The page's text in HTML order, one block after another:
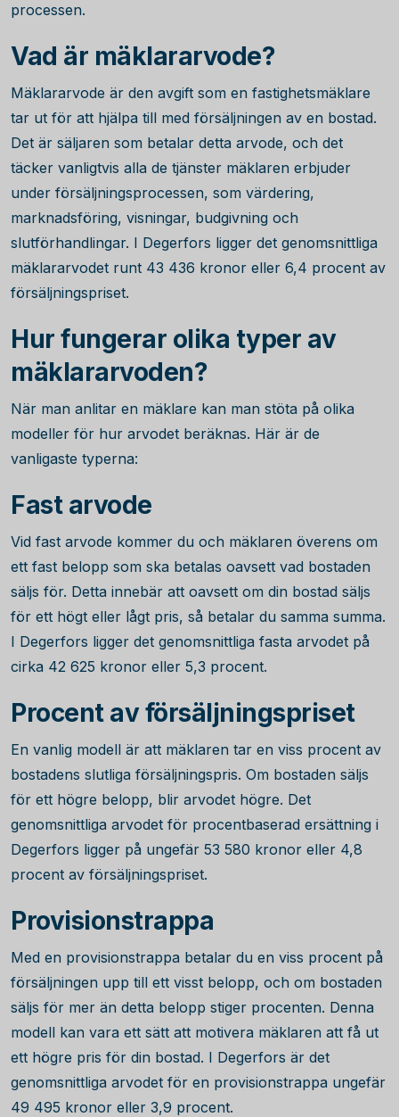
processen.
Vad är mäklararvode?
Mäklararvode är den avgift som en fastighetsmäklare
tar ut för att hjälpa till med försäljningen av en bostad.
Det är säljaren som betalar detta arvode, och det
täcker vanligtvis alla de tjänster mäklaren erbjuder
under försäljningsprocessen, som värdering,
marknadsföring, visningar, budgivning och
slutförhandlingar. I Degerfors ligger det genomsnittliga
mäklararvodet runt 43 436 kronor eller 6,4 procent av
försäljningspriset.
Hur fungerar olika typer av
mäklararvoden?
När man anlitar en mäklare kan man stöta på olika
modeller för hur arvodet beräknas. Här är de
vanligaste typerna:
Fast arvode
Vid fast arvode kommer du och mäklaren överens om
ett fast belopp som ska betalas oavsett vad bostaden
säljs för. Detta innebär att oavsett om din bostad säljs
för ett högt eller lågt pris, så betalar du samma summa.
I Degerfors ligger det genomsnittliga fasta arvodet på
cirka 42 625 kronor eller 5,3 procent.
Procent av försäljningspriset
En vanlig modell är att mäklaren tar en viss procent av
bostadens slutliga försäljningspris. Om bostaden säljs
för ett högre belopp, blir arvodet högre. Det
genomsnittliga arvodet för procentbaserad ersättning i
Degerfors ligger på ungefär 53 580 kronor eller 4,8
procent av försäljningspriset.
Provisionstrappa
Med en provisionstrappa betalar du en viss procent på
försäljningen upp till ett visst belopp, och om bostaden
säljs för mer än detta belopp stiger procenten. Denna
modell kan vara ett sätt att motivera mäklaren att få ut
ett högre pris för din bostad. I Degerfors är det
genomsnittliga arvodet för en provisionstrappa ungefär
49 495 kronor eller 3,9 procent.